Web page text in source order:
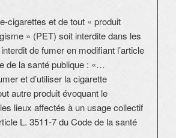
cigarettes et de tout « produit
» (PET) soit interdite dans les
de fumer en modifiant l’article
de la santé publique : «…
et d’utiliser la cigarette
autre produit évoquant le
lieux affectés à un usage collectif
L. 3511-7 du Code de la santé